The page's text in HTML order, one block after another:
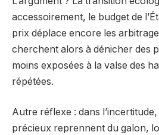
accessoirement, le budget de
prix déplace encore les
cherchent alors à dénicher des
moins exposées à la valse des
répétées.
Autre réflexe : dans
précieux reprennent du galon,